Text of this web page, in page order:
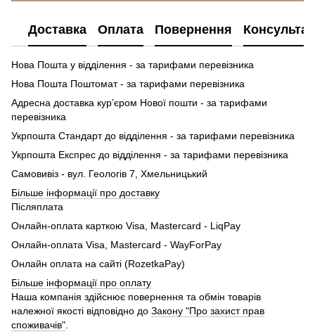
Доставка Оплата Повернення
Нова Пошта у відділення - за тарифами перевізника
Нова Пошта Поштомат - за тарифами перевізника
Адресна доставка кур’єром Нової пошти - за тарифами
перевізника
Укрпошта Стандарт до відділення - за тарифами перевізника
Укрпошта Експрес до відділення - за тарифами перевізника
Самовивіз - вул. Геологів 7, Хмельницький
Більше інформації про доставку
Післяплата
Онлайн-оплата карткою Visa, Mastercard - LiqPay
Онлайн-оплата Visa, Mastercard - WayForPay
Онлайн оплата на сайті (RozetkaPay)
Більше інформації про оплату
Наша компанія здійснює повернення та обмін товарів
належної якості відповідно до Закону "Про захист прав
споживачів".